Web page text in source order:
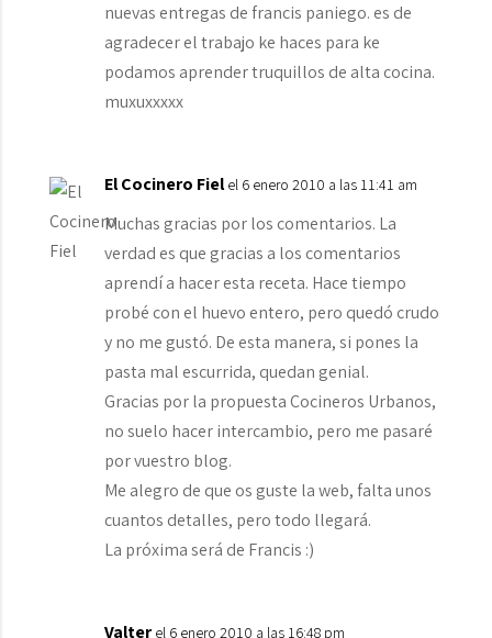
nuevas entregas de francis paniego. es de
agradecer el trabajo ke haces para ke
podamos aprender truquillos de alta cocina.
muxuxxxxx
El Cocinero Fiel el 6 enero 2010 a las 11:41 am
Muchas gracias por los comentarios. La
verdad es que gracias a los comentarios
aprendí a hacer esta receta. Hace tiempo
probé con el huevo entero, pero quedó crudo
y no me gustó. De esta manera, si pones la
pasta mal escurrida, quedan genial.
Gracias por la propuesta Cocineros Urbanos,
no suelo hacer intercambio, pero me pasaré
por vuestro blog.
Me alegro de que os guste la web, falta unos
cuantos detalles, pero todo llegará.
La próxima será de Francis :)
Valter el 6 enero 2010 a las 16:48 pm